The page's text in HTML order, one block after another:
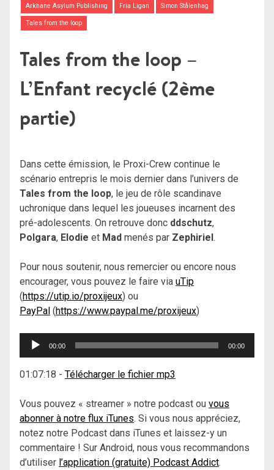
Arkhane Asylum Publishing Fria Ligan Simon Stålenhag
Tales from the loop
Tales from the loop –
L’Enfant recyclé (2ème
partie)
Dans cette émission, le Proxi-Crew continue le
scénario entrepris le mois dernier dans l’univers de
Tales from the loop, le jeu de rôle scandinave
uchronique dans lequel les joueuses incarnent des
pré-adolescents. On retrouve donc ddschutz,
Polgara, Elodie et Mad menés par Zephiriel.
Pour nous soutenir, nous remercier ou encore nous
encourager, vous pouvez le faire via uTip
(https://utip.io/proxijeux) ou
PayPal (https://www.paypal.me/proxijeux)
Lecteur
00:00 00:00
01:07:18 - Télécharger le fichier mp3
Vous pouvez « streamer » notre podcast ou vous
abonner à notre flux iTunes. Si vous nous appréciez,
notez notre Podcast dans iTunes et laissez-y un
commentaire ! Sur Android, nous vous recommandons
d’utiliser l’application (gratuite) Podcast Addict.